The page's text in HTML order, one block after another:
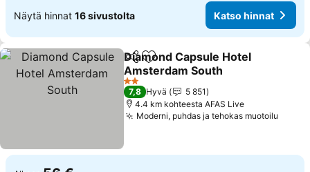
Näytä hinnat 16 sivustolta Katso hinnat
Jaa Lisää suosikkeihin
Diamond Capsule Hotel
Amsterdam South
Katso hinnat
2 Tähtiluokitus
7,8 Hyvä
5 851
4.4 km kohteesta AFAS Live
Moderni, puhdas ja tehokas muotoilu